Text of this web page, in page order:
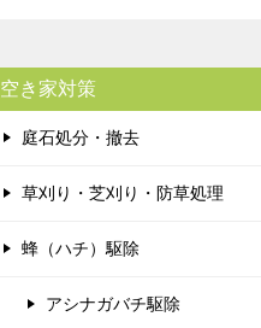
空き家対策
庭石処分・撤去
草刈り・芝刈り・防草処理
蜂（ハチ）駆除
アシナガバチ駆除